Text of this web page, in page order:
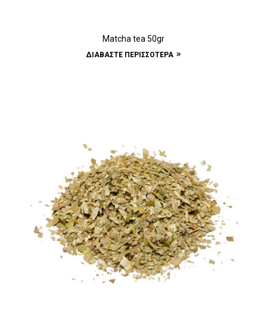
Matcha tea 50gr
ΔΙΑΒΆΣΤΕ ΠΕΡΙΣΣΌΤΕΡΑ